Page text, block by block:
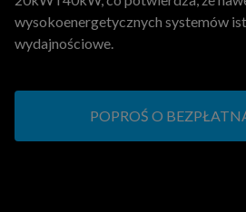
wysokoenergetycznych systemów
wydajnościowe.
POPROŚ O